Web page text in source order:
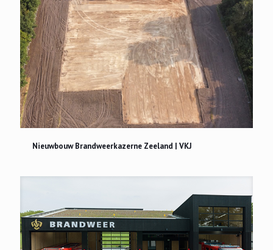
Nieuwbouw Brandweerkazerne Zeeland | VKJ
Nieuwbouw Brandweerkazerne Zeeland | VKJ